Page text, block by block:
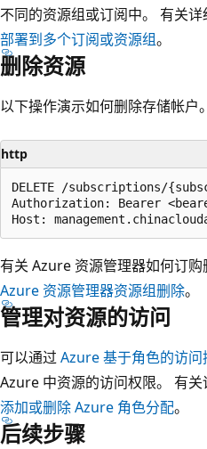
不同的资源组或订阅中。 有关
部署到多个订阅或资源组。
删除资源
以下操作演示如何删除存储帐户。
http
DELETE /subscriptions/
Authorization: Bearer
有关 Azure 资源管理器如何订
Azure 资源管理器资源组删除。
管理对资源的访问
可以通过 Azure 基于角色的访问
Azure 中资源的访问权限。 有
添加或删除 Azure 角色分配。
后续步骤